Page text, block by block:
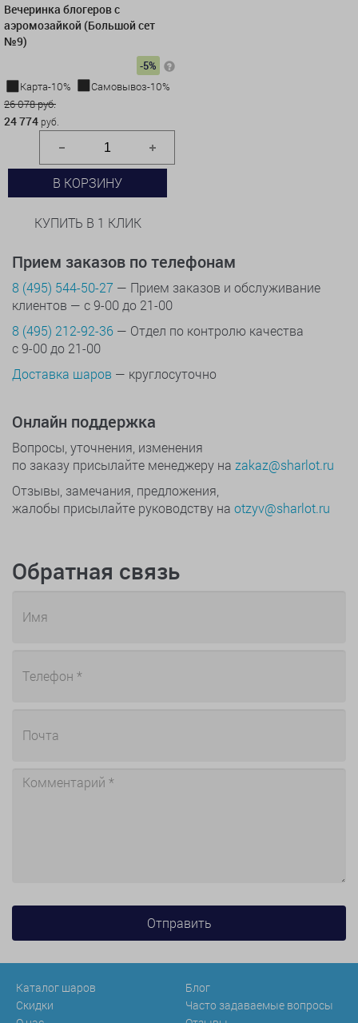
Вечеринка блогеров с
аэромозайкой (Большой сет
№9)
-5%
Карта-10%
Самовывоз-10%
26 078 руб.
24 774 руб.
В КОРЗИНУ
КУПИТЬ В 1 КЛИК
Прием заказов по телефонам
8 (495) 544-50-27 — Прием заказов и обслуживание
клиентов — с 9-00 до 21-00
8 (495) 212-92-36 — Отдел по контролю качества
с 9-00 до 21-00
Доставка шаров — круглосуточно
Онлайн поддержка
Вопросы, уточнения, изменения
по заказу присылайте менеджеру на zakaz@sharlot.ru
Отзывы, замечания, предложения,
жалобы присылайте руководству на otzyv@sharlot.ru
Обратная связь
Каталог шаров
Скидки
Блог
Часто задаваемые вопросы